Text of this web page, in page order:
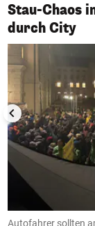
Stau-Chaos
durch City
1/4
Autofahrer sollten